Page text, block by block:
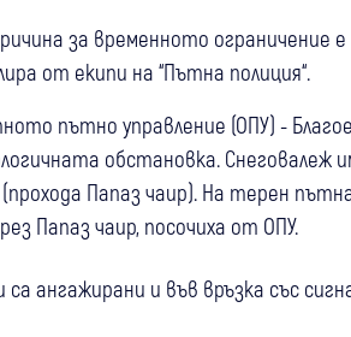
за временното ограничение е
от екипи на “Пътна полиция“.
пътно управление (ОПУ) -
обстановка. Снеговалеж
Папаз чаир). На терен
Папаз чаир, посочиха от ОПУ.
ангажирани и във връзка със